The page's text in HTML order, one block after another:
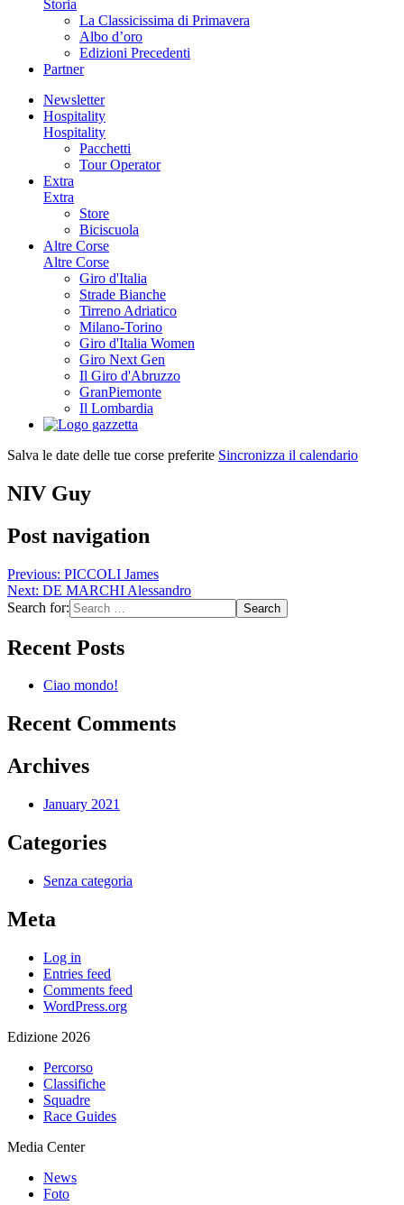
Storia
La Classicissima di Primavera
Albo d’oro
Edizioni Precedenti
Partner
Newsletter
Hospitality
Hospitality
Pacchetti
Tour Operator
Extra
Extra
Store
Biciscuola
Altre Corse
Altre Corse
Giro d'Italia
Strade Bianche
Tirreno Adriatico
Milano-Torino
Giro d'Italia Women
Giro Next Gen
Il Giro d'Abruzzo
GranPiemonte
Il Lombardia
Salva le date delle tue corse preferite Sincronizza il calendario
NIV Guy
Post navigation
Previous: PICCOLI James
Next: DE MARCHI Alessandro
Search for:
Recent Posts
Ciao mondo!
Recent Comments
Archives
January 2021
Categories
Senza categoria
Meta
Log in
Entries feed
Comments feed
WordPress.org
Edizione 2026
Percorso
Classifiche
Squadre
Race Guides
Media Center
News
Foto